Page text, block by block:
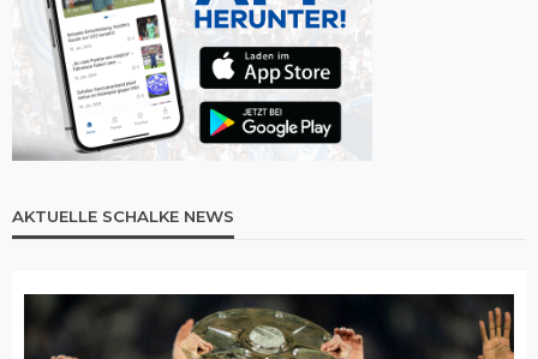
AKTUELLE SCHALKE NEWS